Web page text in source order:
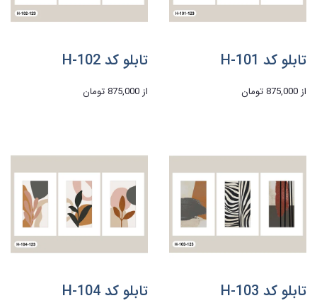
تابلو کد H-101
از 875,000 تومان
تابلو کد H-102
از 875,000 تومان
تابلو کد H-103 تابلو کد H-104